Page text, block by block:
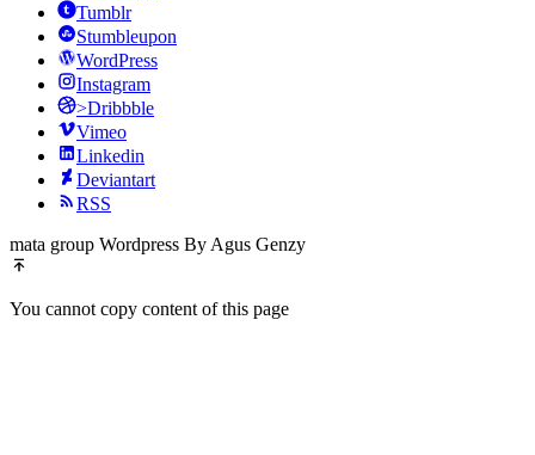
Tumblr
Stumbleupon
WordPress
Instagram
>Dribbble
Vimeo
Linkedin
Deviantart
RSS
mata group Wordpress By Agus Genzy
You cannot copy content of this page